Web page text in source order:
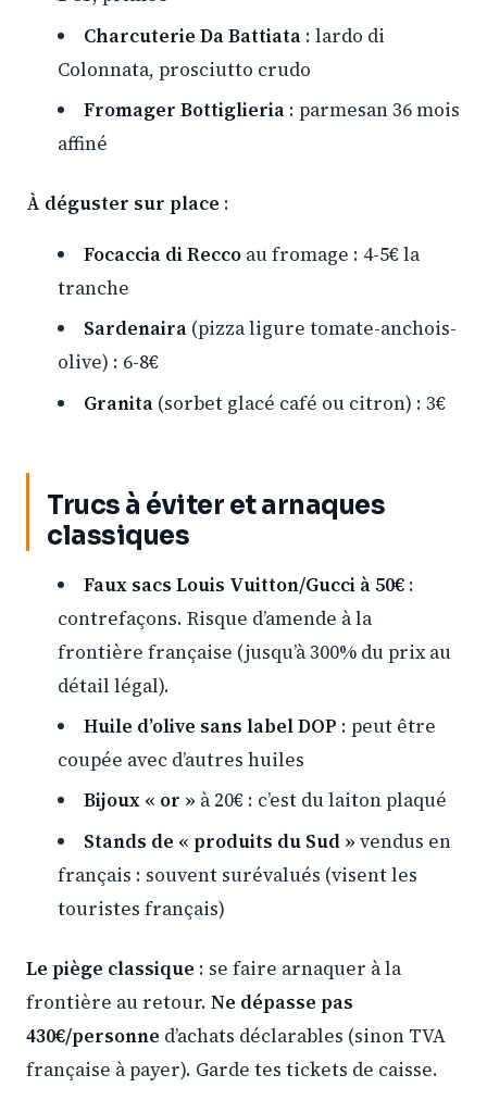
Charcuterie Da Battiata : lardo di
Colonnata, prosciutto crudo
Fromager Bottiglieria : parmesan 36 mois
affiné
À déguster sur place :
Focaccia di Recco au fromage : 4-5€ la
tranche
Sardenaira (pizza ligure tomate-anchois-
olive) : 6-8€
Granita (sorbet glacé café ou citron) : 3€
Trucs à éviter et arnaques
classiques
Faux sacs Louis Vuitton/Gucci à 50€ :
contrefaçons. Risque d’amende à la
frontière française (jusqu’à 300% du prix au
détail légal).
Huile d’olive sans label DOP : peut être
coupée avec d’autres huiles
Bijoux « or » à 20€ : c’est du laiton plaqué
Stands de « produits du Sud » vendus en
français : souvent surévalués (visent les
touristes français)
Le piège classique : se faire arnaquer à la
frontière au retour. Ne dépasse pas
430€/personne d’achats déclarables (sinon TVA
française à payer). Garde tes tickets de caisse.